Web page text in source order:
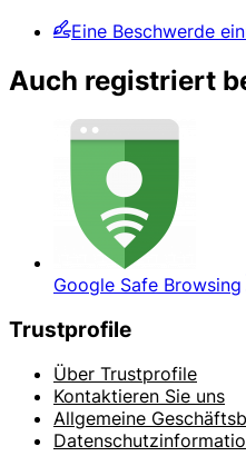
Eine Beschwerde
Auch registriert
Google Safe Browsing
Trustprofile
Über Trustprofile
Kontaktieren Sie uns
Allgemeine